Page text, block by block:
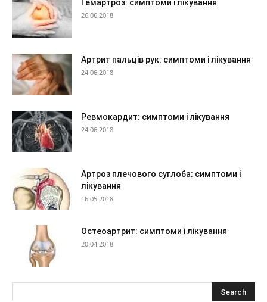
Гемартроз: симптоми і лікування
26.06.2018
Артрит пальців рук: симптоми і лікування
24.06.2018
Ревмокардит: симптоми і лікування
24.06.2018
Артроз плечового суглоба: симптоми і
лікування
16.05.2018
Остеоартрит: симптоми і лікування
20.04.2018